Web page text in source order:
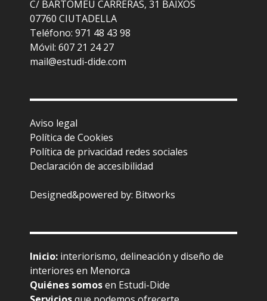
C/ BARTOMEU CARRERAS, 31 BAIXOS
07760 CIUTADELLA
Teléfono: 971 48 43 98
Móvil: 607 21 24 27
mail@estudi-dide.com
Aviso legal
Política de Cookies
Política de privacidad redes sociales
Declaración de accesibilidad
Designed&powered by: Bitworks
Inicio: interiorismo, delineación y diseño de
interiores en Menorca
Quiénes somosen Estudi-Dide